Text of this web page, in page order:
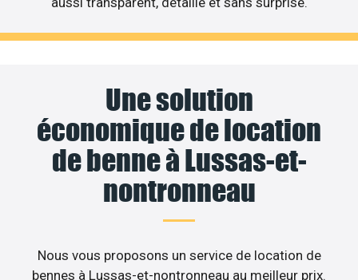
Une solution
économique de location
de benne à Lussas-et-
nontronneau
Nous vous proposons un service de location de
bennes à Lussas-et-nontronneau au meilleur prix.